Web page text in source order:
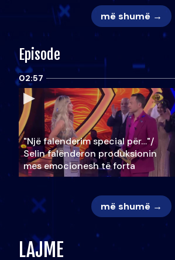
më shumë →
Episode
02:57
"Një falenderim special për…"/
Selin falënderon produksionin
mes emocionesh të forta
më shumë →
LAJME